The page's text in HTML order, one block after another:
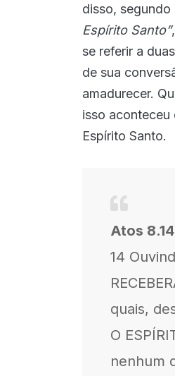
disso,
Espírito Santo”
se referir a
de sua
amadurecer.
isso aconteceu
Espírito Santo.
Atos
14
quais,
O
nenhum